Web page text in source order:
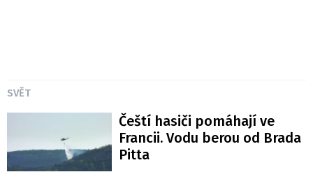
SVĚT
Čeští hasiči pomáhají ve
Francii. Vodu berou od Brada
Pitta